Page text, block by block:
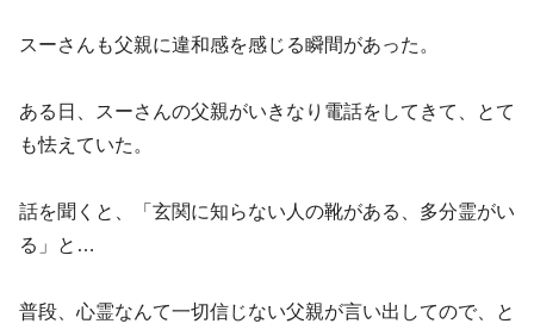
スーさんも父親に違和感を感じる瞬間があった。
ある日、スーさんの父親がいきなり電話をしてきて、とて
も怯えていた。
話を聞くと、「玄関に知らない人の靴がある、多分霊がい
る」と…
普段、心霊なんて一切信じない父親が言い出してので、と